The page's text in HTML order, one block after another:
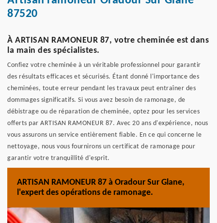
87520
À ARTISAN RAMONEUR 87, votre cheminée est dans
la main des spécialistes.
Confiez votre cheminée à un véritable professionnel pour garantir
des résultats efficaces et sécurisés. Étant donné l'importance des
cheminées, toute erreur pendant les travaux peut entraîner des
dommages significatifs. Si vous avez besoin de ramonage, de
débistrage ou de réparation de cheminée, optez pour les services
offerts par ARTISAN RAMONEUR 87. Avec 20 ans d'expérience, nous
vous assurons un service entièrement fiable. En ce qui concerne le
nettoyage, nous vous fournirons un certificat de ramonage pour
garantir votre tranquillité d'esprit.
ARTISAN RAMONEUR 87 à Oradour Sur Glane,
l'expert des opérations de ramonage.